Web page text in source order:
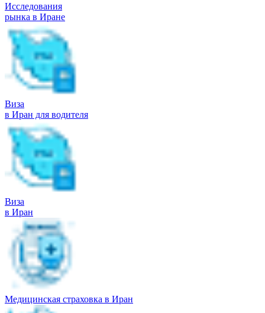
Исследования
рынка в Иране
Виза
в Иран для водителя
Виза
в Иран
Медицинская страховка в Иран